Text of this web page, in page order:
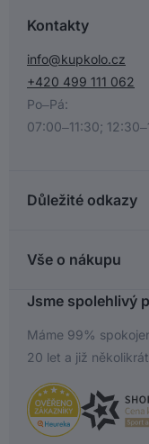
Kontakty
info@kupkolo.cz
+420 499 111 062
Po–Pá:
07:00–11:30;
Důležité odkazy
Kontakt
Kupkolo Klub
Vše o nákupu
Vše o nákupu
Reklamace stručný
Jak vybrat jízdní kolo
Jsme spolehlivý
Máme 99%
20 let a již